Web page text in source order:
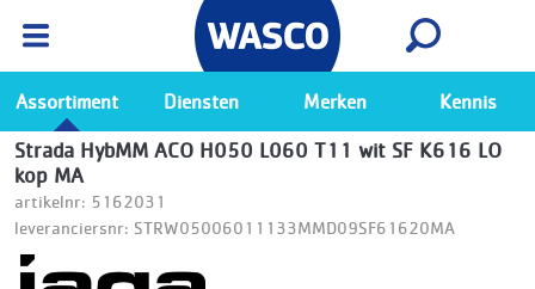
Ga naar de Wasco app
Bekijk
Assortiment Diensten Merken Kennis
Strada HybMM ACO H050 L060 T11 wit SF K616 LO
kop MA
artikelnr: 5162031
leveranciersnr: STRW05006011133MMD09SF61620MA